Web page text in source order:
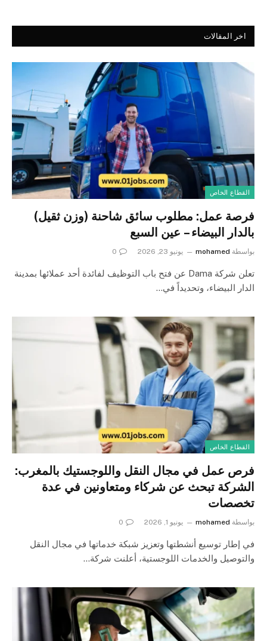
اخر المقالات
القطاع الخاص
فرصة عمل: مطلوب سائق شاحنة (وزن ثقيل)
بالدار البيضاء – عين السبع
بواسطة mohamed يونيو 23, 2026 0
تعلن شركة Dama عن فتح باب التوظيف لفائدة أحد عملائها بمدينة
الدار البيضاء، وتحديداً في…
القطاع الخاص
فرص عمل في مجال النقل واللوجستيك بالمغرب:
الشركة تبحث عن شركاء ومتعاونين في عدة
تخصصات
بواسطة mohamed يونيو 1, 2026 0
في إطار توسيع أنشطتها وتعزيز شبكة خدماتها في مجال النقل
والتوصيل والخدمات اللوجستية، أعلنت شركة…